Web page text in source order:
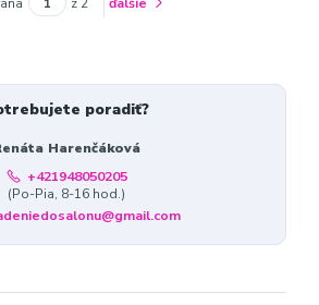
poradiť?
Harenčáková
+421948050205
(Po-Pia, 8-16 hod.)